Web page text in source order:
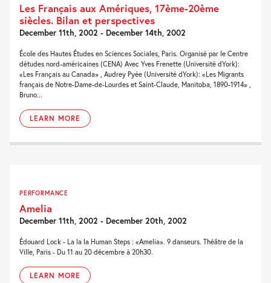
Les Français aux Amériques, 17ème-20ème
siècles. Bilan et perspectives
December 11th, 2002 - December 14th, 2002
École des Hautes Études en Sciences Sociales, Paris. Organisé par le Centre
détudes nord-américaines (CENA) Avec Yves Frenette (Université dYork):
«Les Français au Canada» , Audrey Pyée (Université dYork): «Les Migrants
français de Notre-Dame-de-Lourdes et Saint-Claude, Manitoba, 1890-1914» ,
Bruno...
LEARN MORE
PERFORMANCE
Amelia
December 11th, 2002 - December 20th, 2002
Édouard Lock - La la la Human Steps : «Amelia». 9 danseurs. Théâtre de la
Ville, Paris - Du 11 au 20 décembre à 20h30.
LEARN MORE